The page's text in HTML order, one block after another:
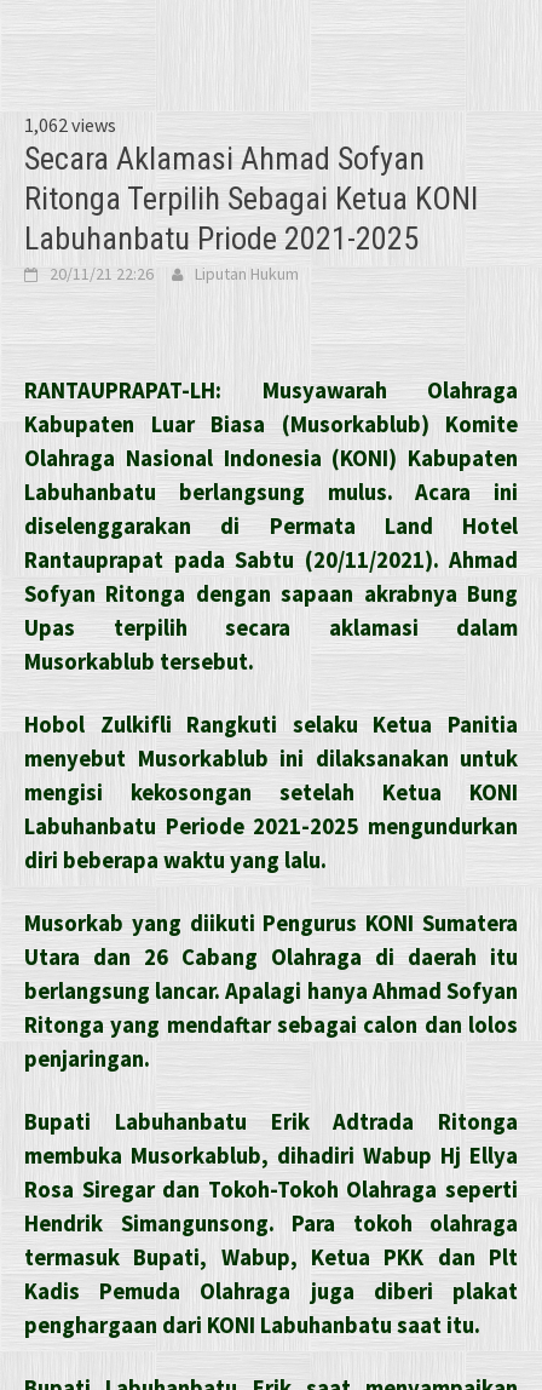
1,062 views
Secara Aklamasi Ahmad Sofyan
Ritonga Terpilih Sebagai Ketua KONI
Labuhanbatu Priode 2021-2025
20/11/21 22:26 Liputan Hukum
RANTAUPRAPAT-LH: Musyawarah Olahraga
Kabupaten Luar Biasa (Musorkablub) Komite
Olahraga Nasional Indonesia (KONI) Kabupaten
Labuhanbatu berlangsung mulus. Acara ini
diselenggarakan di Permata Land Hotel
Rantauprapat pada Sabtu (20/11/2021). Ahmad
Sofyan Ritonga dengan sapaan akrabnya Bung
Upas terpilih secara aklamasi dalam
Musorkablub tersebut.
Hobol Zulkifli Rangkuti selaku Ketua Panitia
menyebut Musorkablub ini dilaksanakan untuk
mengisi kekosongan setelah Ketua KONI
Labuhanbatu Periode 2021-2025 mengundurkan
diri beberapa waktu yang lalu.
Musorkab yang diikuti Pengurus KONI Sumatera
Utara dan 26 Cabang Olahraga di daerah itu
berlangsung lancar. Apalagi hanya Ahmad Sofyan
Ritonga yang mendaftar sebagai calon dan lolos
penjaringan.
Bupati Labuhanbatu Erik Adtrada Ritonga
membuka Musorkablub, dihadiri Wabup Hj Ellya
Rosa Siregar dan Tokoh-Tokoh Olahraga seperti
Hendrik Simangunsong. Para tokoh olahraga
termasuk Bupati, Wabup, Ketua PKK dan Plt
Kadis Pemuda Olahraga juga diberi plakat
penghargaan dari KONI Labuhanbatu saat itu.